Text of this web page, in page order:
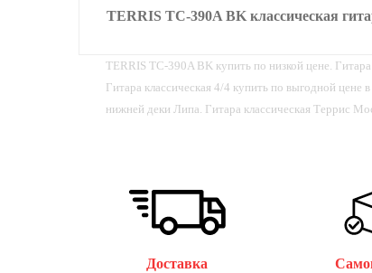
TERRIS TC-390A BK классическая
TERRIS TC-390A BK купить по низкой цене. Гитара
Гитара классическая 4/4 купить по выгодной
нижней деки Липа. Гитара классическая Террис
Доставка